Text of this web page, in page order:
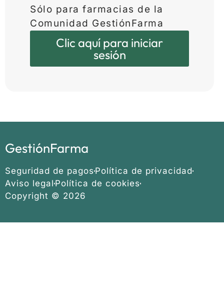
Sólo para farmacias de la
Comunidad GestiónFarma
Clic aquí para iniciar
sesión
GestiónFarma
Seguridad de pagos Política de privacidad
Aviso legal Política de cookies
Copyright © 2026